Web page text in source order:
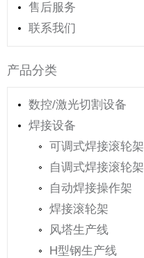
售后服务
联系我们
产品分类
数控/激光切割设备
焊接设备
可调式焊接滚轮架
自调式焊接滚轮架
自动焊接操作架
焊接滚轮架
风塔生产线
H型钢生产线